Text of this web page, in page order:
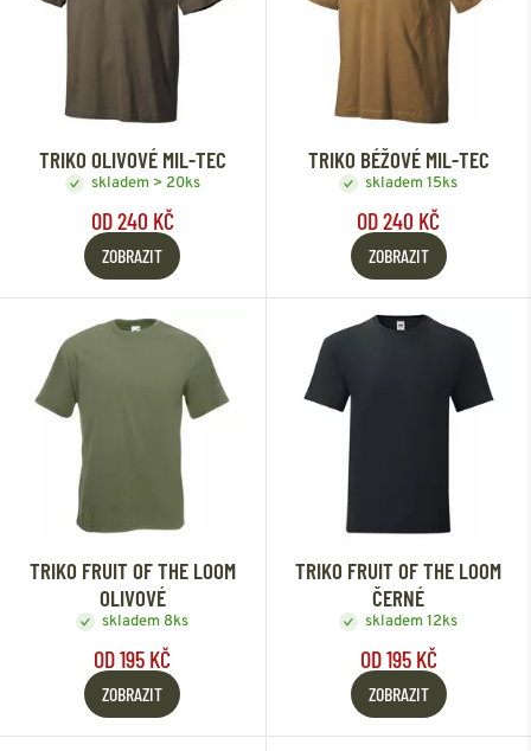
TRIKO OLIVOVÉ MIL-TEC
skladem > 20ks
OD 240 KČ
ZOBRAZIT
TRIKO BÉŽOVÉ MIL-TEC
skladem 15ks
OD 240 KČ
ZOBRAZIT
TRIKO FRUIT OF THE LOOM
OLIVOVÉ
skladem 8ks
OD 195 KČ
ZOBRAZIT
TRIKO FRUIT OF THE LOOM
ČERNÉ
skladem 12ks
OD 195 KČ
ZOBRAZIT